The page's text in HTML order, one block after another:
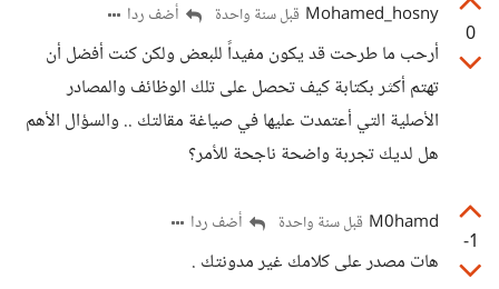
0
Mohamed_hosny قبل سنة واحدة أضف ردا
أرحب ما طرحت قد يكون مفيداً للبعض ولكن كنت أفضل أن
تهتم أكثر بكتابة كيف تحصل على تلك الوظائف والمصادر
الأصلية التي أعتمدت عليها في صياغة مقالتك .. والسؤال الأهم
هل لديك تجربة واضحة ناجحة للأمر؟
-1
M0hamd قبل سنة واحدة أضف ردا
هات مصدر على كلامك غير مدونتك .